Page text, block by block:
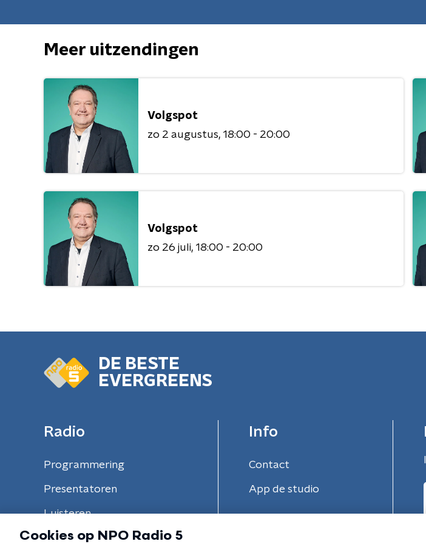
Meer uitzendingen
Volgspot
zo 2 augustus 18:00 - 20:00
Volgspot
zo 26 juli 18:00 - 20:00
DE BESTE
EVERGREENS
Radio
Programmering
Presentatoren
Luisteren
Info
Contact
App de studio